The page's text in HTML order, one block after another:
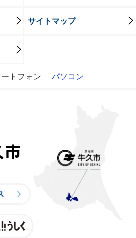
サイトマップ
ートフォン パソコン